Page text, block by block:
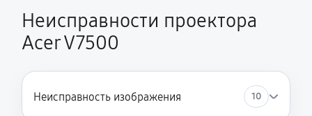
Неисправности проектора
Acer V7500
Неисправность изображения 10